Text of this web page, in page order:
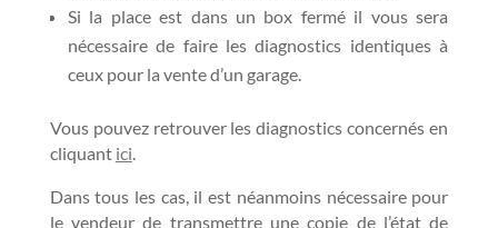
Si la place est dans un box fermé il vous sera
nécessaire de faire les diagnostics identiques à
ceux pour la vente d’un garage.
Vous pouvez retrouver les diagnostics concernés en
cliquant ici.
Dans tous les cas, il est néanmoins nécessaire pour
le vendeur de transmettre une copie de l’état de